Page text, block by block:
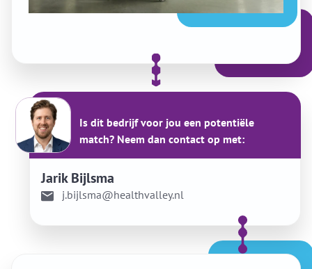
Is dit bedrijf voor jou een potentiële
match? Neem dan contact op met:
Jarik Bijlsma
j.bijlsma@healthvalley.nl